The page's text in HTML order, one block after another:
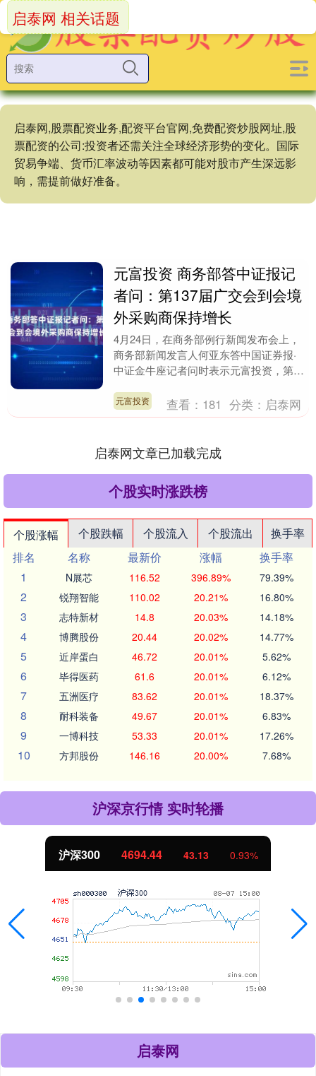
启泰网,股票配资业务,配资平台官网,免费配资炒股网址,股
票配资的公司:投资者还需关注全球经济形势的变化。国际
贸易争端、货币汇率波动等因素都可能对股市产生深远影
响，需提前做好准备。
启泰网 相关话题
元富投资 商务部答中证报记
者问：第137届广交会到会境
外采购商保持增长
4月24日，在商务部例行新闻发布会上，
商务部新闻发言人何亚东答中国证券报·
中证金牛座记者问时表示元富投资，第
质家居”为....
元富投资 查看： 181 分类： 启泰网
启泰网文章已加载完成
个股实时涨跌榜
个股涨幅 个股跌幅 个股流入 个股流出
换手率
排名
名称 最新价 涨幅
换手率
1
N展芯 116.52 396.89% 79.39%
2 锐翔智能 110.02 20.21% 16.80%
3 志特新材 14.8 20.03% 14.18%
4 博腾股份 20.44 20.02% 14.77%
5 近岸蛋白 46.72 20.01% 5.62%
6 毕得医药 61.6 20.01% 6.12%
7 五洲医疗 83.62 20.01% 18.37%
8 耐科装备 49.67 20.01% 6.83%
9 一博科技 53.33 20.01% 17.26%
10 方邦股份 146.16 20.00% 7.68%
沪深京行情 实时轮播
沪深300 4694.44 43.13 0.93%
启泰网